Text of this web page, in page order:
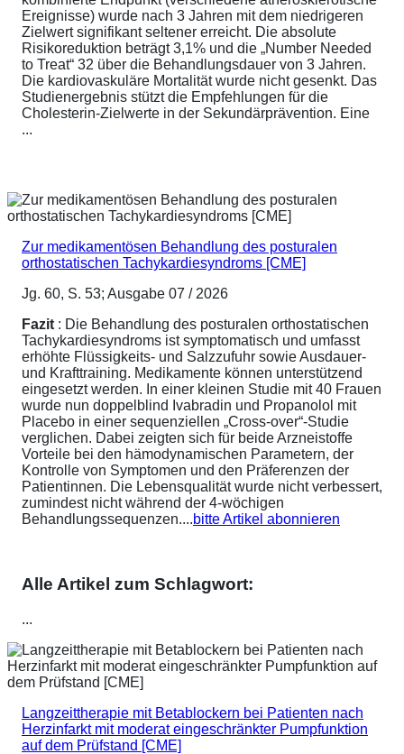
Ereignisse) wurde nach 3 Jahren mit dem niedrigeren
Zielwert signifikant seltener erreicht. Die absolute
Risikoreduktion beträgt 3,1% und die „Number Needed
to Treat“ 32 über die Behandlungsdauer von 3 Jahren.
Die kardiovaskuläre Mortalität wurde nicht gesenkt. Das
Studienergebnis stützt die Empfehlungen für die
Cholesterin-Zielwerte in der Sekundärprävention. Eine
...
Zur medikamentösen Behandlung des posturalen
orthostatischen Tachykardiesyndroms [CME]
Jg. 60, S. 53; Ausgabe 07 / 2026
Fazit : Die Behandlung des posturalen orthostatischen
Tachykardiesyndroms ist symptomatisch und umfasst
erhöhte Flüssigkeits- und Salzzufuhr sowie Ausdauer-
und Krafttraining. Medikamente können unterstützend
eingesetzt werden. In einer kleinen Studie mit 40 Frauen
wurde nun doppelblind Ivabradin und Propanolol mit
Placebo in einer sequenziellen „Cross-over“-Studie
verglichen. Dabei zeigten sich für beide Arzneistoffe
Vorteile bei den hämodynamischen Parametern, der
Kontrolle von Symptomen und den Präferenzen der
Patientinnen. Die Lebensqualität wurde nicht verbessert,
zumindest nicht während der 4-wöchigen
Behandlungssequenzen....bitte Artikel abonnieren
Alle Artikel zum Schlagwort:
...
Langzeittherapie mit Betablockern bei Patienten nach
Herzinfarkt mit moderat eingeschränkter Pumpfunktion
auf dem Prüfstand [CME]